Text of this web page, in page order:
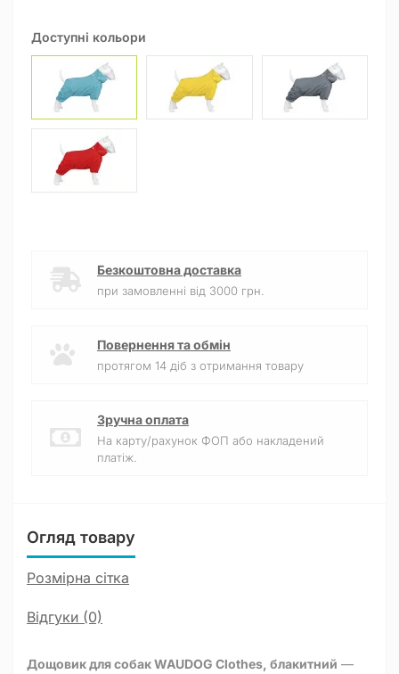
Доступні кольори
Безкоштовна доставка
при замовленні від 3000 грн.
Повернення та обмін
протягом 14 діб з отримання товару
Зручна оплата
На карту/рахунок ФОП або накладений
платіж.
Огляд товару
Розмірна сітка
Відгуки (0)
Дощовик для собак WAUDOG Clothes, блакитний —